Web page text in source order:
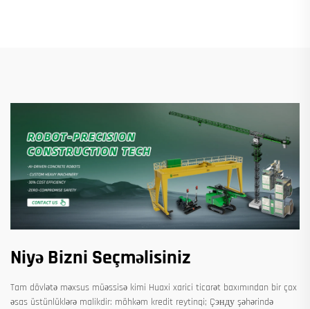
Niyə Bizni Seçməlisiniz
Tam dövlətə məxsus müəssisə kimi Huaxi xarici ticarət baxımından bir çox
əsas üstünlüklərə malikdir: möhkəm kredit reytinqi; Çэнду şəhərində